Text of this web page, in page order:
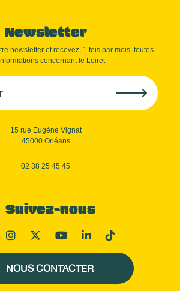
Newsletter
newsletter et recevez, 1 fois par mois, toutes
concernant le Loiret
15 rue Eugène Vignat
45000 Orléans
02 38 25 45 45
Suivez-nous
NOUS CONTACTER